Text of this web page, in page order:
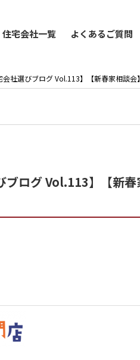
住宅会社一覧 よくあるご質問
会社選びブログ Vol.113】【新春家相談
ブログ Vol.113】【新